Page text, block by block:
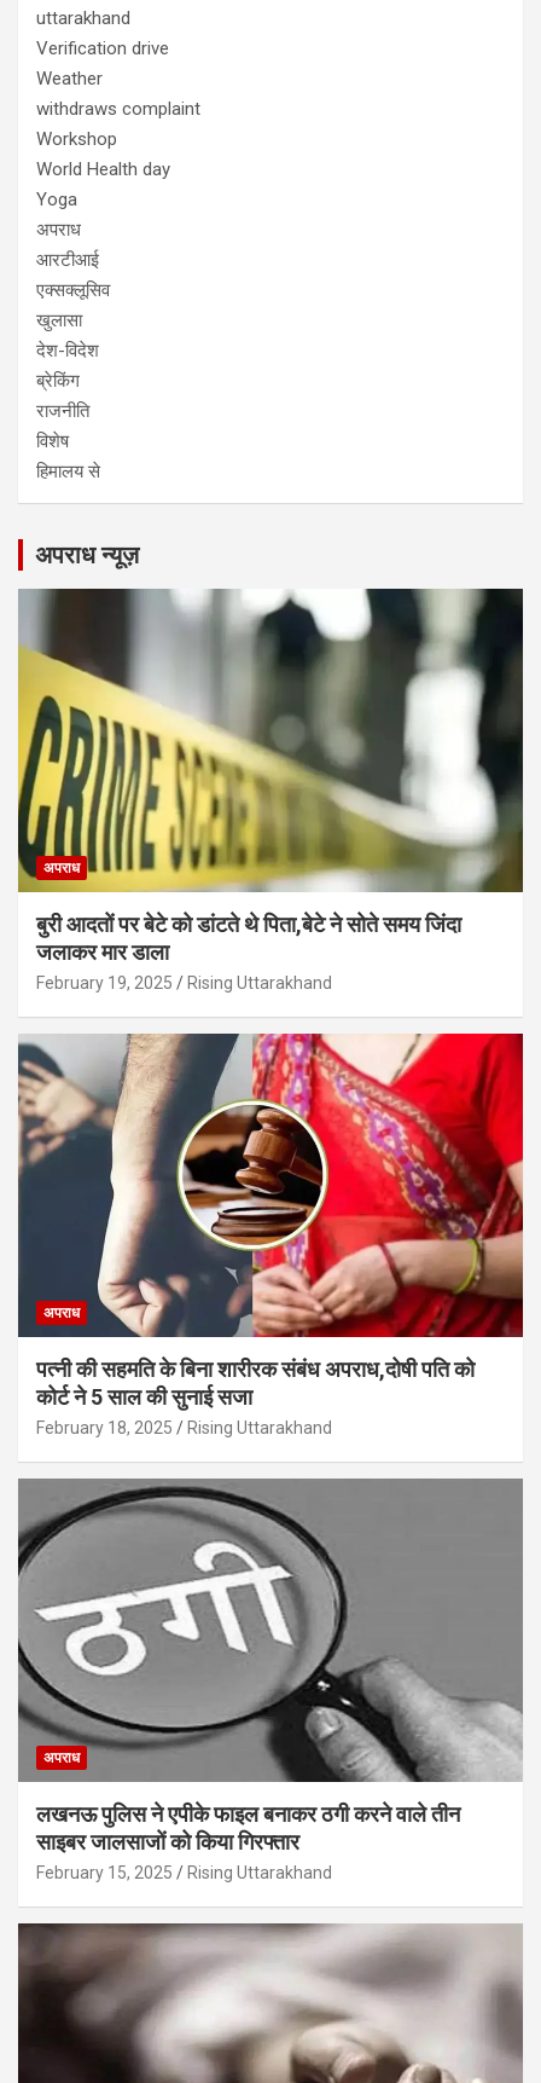
uttarakhand
Verification drive
Weather
withdraws complaint
Workshop
World Health day
Yoga
अपराध
आरटीआई
एक्सक्लूसिव
खुलासा
देश-विदेश
ब्रेकिंग
राजनीति
विशेष
हिमालय से
अपराध न्यूज़
अपराध
बुरी आदतों पर बेटे को डांटते थे पिता,बेटे ने सोते समय जिंदा
जलाकर मार डाला
February 19, 2025 Rising Uttarakhand
अपराध
पत्नी की सहमति के बिना शारीरक संबंध अपराध,दोषी पति को
कोर्ट ने 5 साल की सुनाई सजा
February 18, 2025 Rising Uttarakhand
अपराध
लखनऊ पुलिस ने एपीके फाइल बनाकर ठगी करने वाले तीन
साइबर जालसाजों को किया गिरफ्तार
February 15, 2025 Rising Uttarakhand